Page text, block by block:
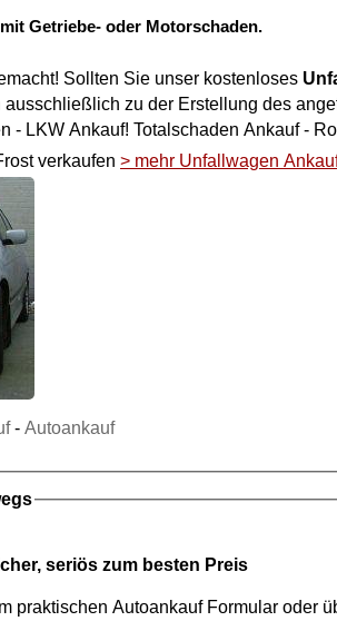
Getriebe- oder Motorschaden.
Sollten Sie unser kostenloses
zu der Erstellung des
- LKW Ankauf ! Totalschaden Ankauf -
verkaufen > mehr Unfallwagen
- Autoankauf
seriös zum besten Preis
praktischen AutoankaufFormular oder